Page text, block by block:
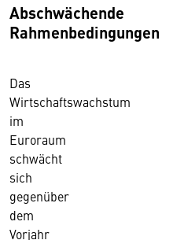
Abschwächende
Rahmenbedingungen
Das
Wirtschaftswachstum
im
Euroraum
schwächt
sich
gegenüber
dem
Vorjahr